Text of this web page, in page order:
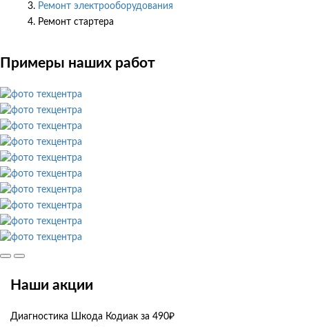
Ремонт электрооборудования
Ремонт стартера
Примеры наших работ
Наши акции
Диагностика Шкода Кодиак за 490₽